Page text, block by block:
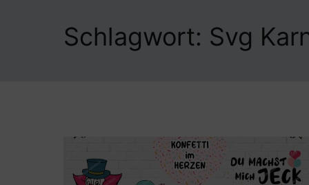
Schlagwort: Svg